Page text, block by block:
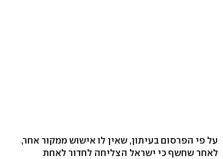
על פי הפרסום בעיתון, שאין לו אישוש ממקור אחר,
לאחר שחשף כי ישראל הצליחה לחדור לאחת